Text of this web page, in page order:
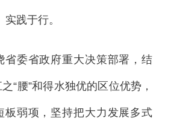
践于行。
委省政府重大决策部署，结
“腰”和得水独优的区位优势，
板弱项，坚持把大力发展多式